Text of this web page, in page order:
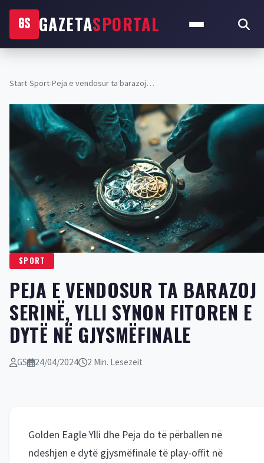
GS GAZETASPORTAL
Start›Sport›Peja e vendosur ta barazoj…
SPORT
PEJA E VENDOSUR TA BARAZOJ
SERINË, YLLI SYNON FITOREN E
DYTË NË GJYSMËFINALE
GS 24/04/2024 2 Min. Lesezeit
Golden Eagle Ylli dhe Peja do të përballen në
ndeshjen e dytë gjysmëfinale të play-offit në